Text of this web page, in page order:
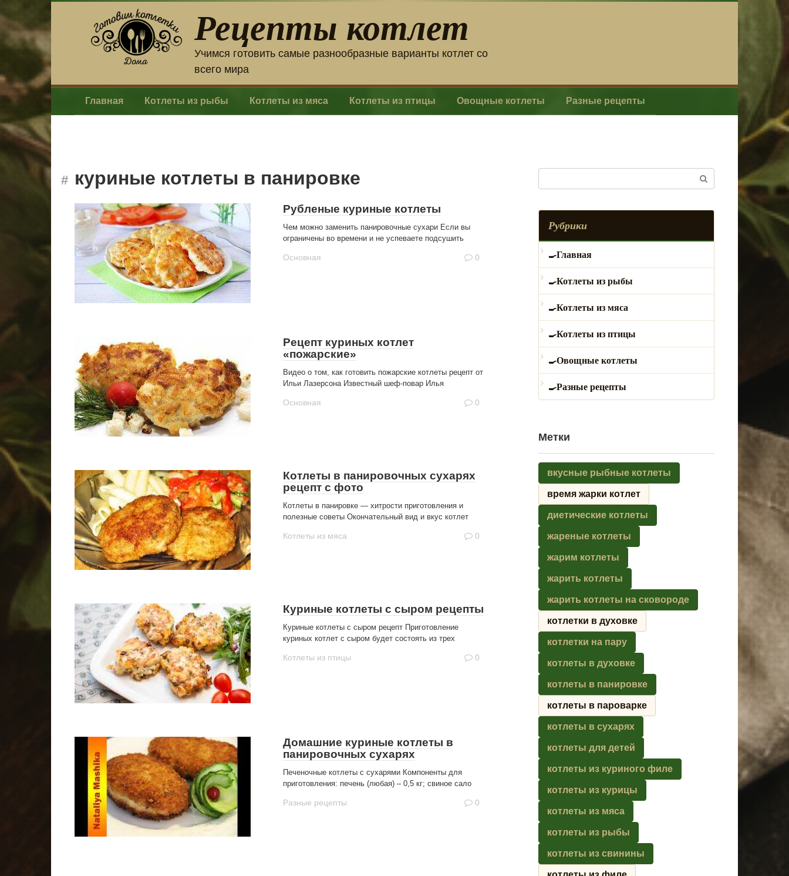
контенту
Рецепты котлет
Учимся готовить самые разнообразные варианты котлет со
всего мира
Главная Котлеты из рыбы Котлеты из мяса Котлеты из птицы Овощные котлеты Разные рецепты
куриные котлеты в панировке
Рубленые куриные котлеты
Чем можно заменить панировочные сухари Если вы
ограничены во времени и не успеваете подсушить
Основная 0
Рецепт куриных котлет
«пожарские»
Видео о том, как готовить пожарские котлеты рецепт от
Ильи Лазерсона Известный шеф-повар Илья
Основная 0
Котлеты в панировочных сухарях
рецепт с фото
Котлеты в панировке — хитрости приготовления и
полезные советы Окончательный вид и вкус котлет
Котлеты из мяса 0
Куриные котлеты с сыром рецепты
Куриные котлеты с сыром рецепт Приготовление
куриных котлет с сыром будет состоять из трех
Котлеты из птицы 0
Домашние куриные котлеты в
панировочных сухарях
Печеночные котлеты с сухарями Компоненты для
приготовления: печень (любая) – 0,5 кг; свиное сало
Разные рецепты 0
Рубрики
Главная
Котлеты из рыбы
Котлеты из мяса
Котлеты из птицы
Овощные котлеты
Разные рецепты
Метки
вкусные рыбные котлеты
время жарки котлет
диетические котлеты
жареные котлеты
жарим котлеты
жарить котлеты
жарить котлеты на сковороде
котлетки в духовке
котлетки на пару
котлеты в духовке
котлеты в панировке
котлеты в пароварке
котлеты в сухарях
котлеты для детей
котлеты из куриного филе
котлеты из курицы
котлеты из мяса
котлеты из рыбы
котлеты из свинины